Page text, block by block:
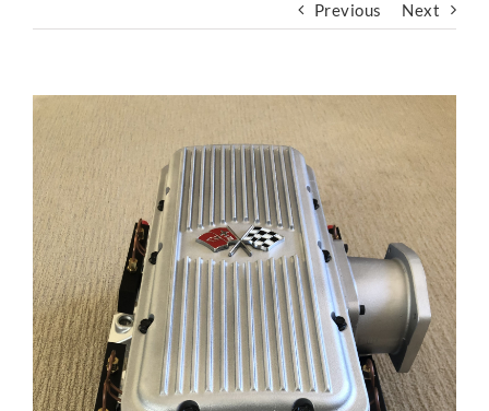
Previous Next
View
Larger
Image